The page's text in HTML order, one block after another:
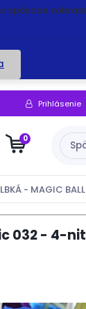
spôsobe
Prihlásenie
0
- MAGIC
032 - 4-